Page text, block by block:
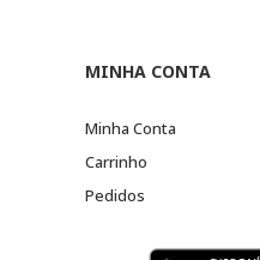
MINHA CONTA
Minha Conta
Carrinho
Pedidos